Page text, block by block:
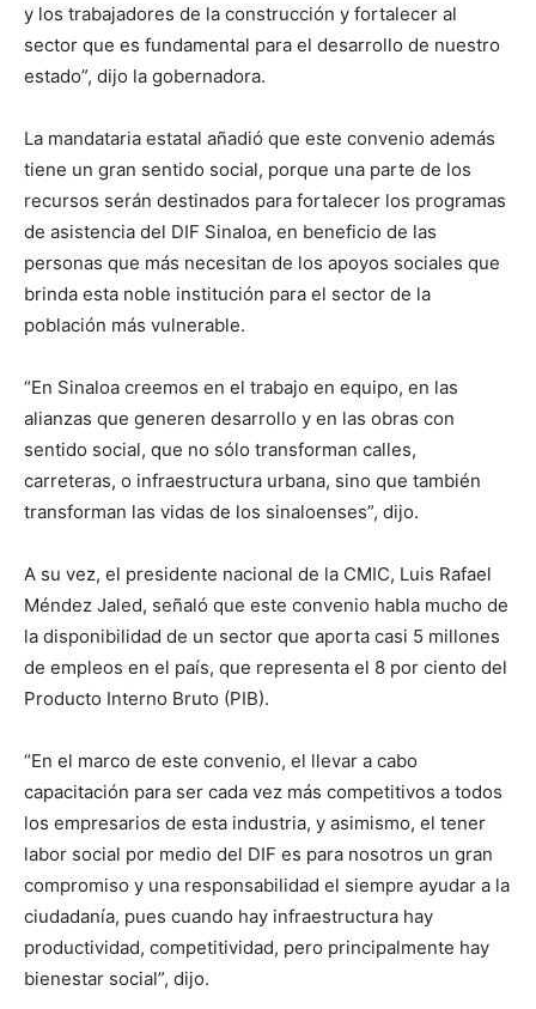
y los trabajadores de la construcción y fortalecer al
sector que es fundamental para el desarrollo de nuestro
estado”, dijo la gobernadora.
La mandataria estatal añadió que este convenio además
tiene un gran sentido social, porque una parte de los
recursos serán destinados para fortalecer los programas
de asistencia del DIF Sinaloa, en beneficio de las
personas que más necesitan de los apoyos sociales que
brinda esta noble institución para el sector de la
población más vulnerable.
“En Sinaloa creemos en el trabajo en equipo, en las
alianzas que generen desarrollo y en las obras con
sentido social, que no sólo transforman calles,
carreteras, o infraestructura urbana, sino que también
transforman las vidas de los sinaloenses”, dijo.
A su vez, el presidente nacional de la CMIC, Luis Rafael
Méndez Jaled, señaló que este convenio habla mucho de
la disponibilidad de un sector que aporta casi 5 millones
de empleos en el país, que representa el 8 por ciento del
Producto Interno Bruto (PIB).
“En el marco de este convenio, el llevar a cabo
capacitación para ser cada vez más competitivos a todos
los empresarios de esta industria, y asimismo, el tener
labor social por medio del DIF es para nosotros un gran
compromiso y una responsabilidad el siempre ayudar a la
ciudadanía, pues cuando hay infraestructura hay
productividad, competitividad, pero principalmente hay
bienestar social”, dijo.